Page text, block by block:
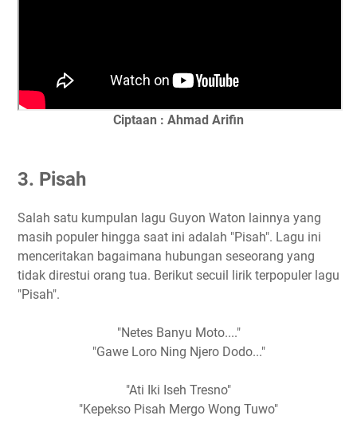
Ciptaan : Ahmad Arifin
3. Pisah
Salah satu kumpulan lagu Guyon Waton lainnya yang
masih populer hingga saat ini adalah "Pisah". Lagu ini
menceritakan bagaimana hubungan seseorang yang
tidak direstui orang tua. Berikut secuil lirik terpopuler lagu
"Pisah".
"Netes Banyu Moto...."
"Gawe Loro Ning Njero Dodo..."
"Ati Iki Iseh Tresno"
"Kepekso Pisah Mergo Wong Tuwo"